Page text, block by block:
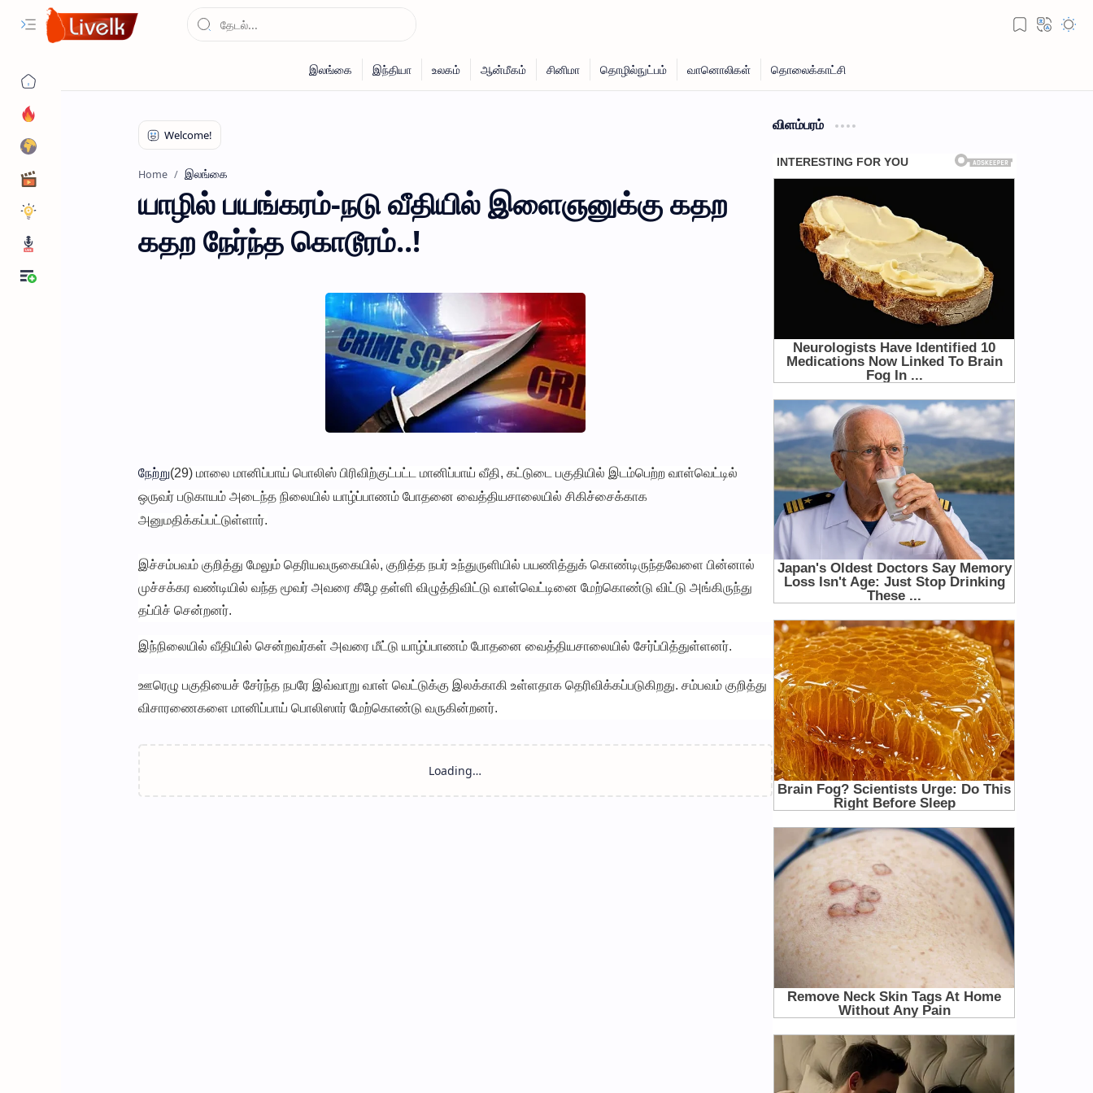
Home இலங்கை
யாழில் பயங்கரம்-நடு வீதியில் இளைஞனுக்கு கதற
கதற நேர்ந்த கொடூரம்..!
நேற்று(29) மாலை மானிப்பாய் பொலிஸ் பிரிவிற்குட்பட்ட மானிப்பாய் வீதி, கட்டுடை பகுதியில் இடம்பெற்ற வாள்வெட்டில்
ஒருவர் படுகாயம் அடைந்த நிலையில் யாழ்ப்பாணம் போதனை வைத்தியசாலையில் சிகிச்சைக்காக
அனுமதிக்கப்பட்டுள்ளார்.
இச்சம்பவம் குறித்து மேலும் தெரியவருகையில், குறித்த நபர் உந்துருளியில் பயணித்துக் கொண்டிருந்தவேளை பின்னால்
முச்சக்கர வண்டியில் வந்த மூவர் அவரை கீழே தள்ளி விழுத்திவிட்டு வாள்வெட்டினை மேற்கொண்டு விட்டு அங்கிருந்து
தப்பிச் சென்றனர்.
இந்நிலையில் வீதியில் சென்றவர்கள் அவரை மீட்டு யாழ்ப்பாணம் போதனை வைத்தியசாலையில் சேர்ப்பித்துள்ளனர்.
ஊரெழு பகுதியைச் சேர்ந்த நபரே இவ்வாறு வாள் வெட்டுக்கு இலக்காகி உள்ளதாக தெரிவிக்கப்படுகிறது. சம்பவம் குறித்து
விசாரணைகளை மானிப்பாய் பொலிஸார் மேற்கொண்டு வருகின்றனர்.
விளம்பரம்